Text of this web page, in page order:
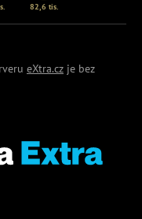
82,6 tis.
eXtra.cz je bez